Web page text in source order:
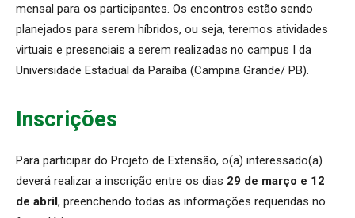
mensal para os participantes. Os encontros estão sendo
planejados para serem híbridos, ou seja, teremos atividades
virtuais e presenciais a serem realizadas no campus I da
Universidade Estadual da Paraíba (Campina Grande/ PB).
Inscrições
Para participar do Projeto de Extensão, o(a) interessado(a)
deverá realizar a inscrição entre os dias 29 de março e 12
de abril, preenchendo todas as informações requeridas no